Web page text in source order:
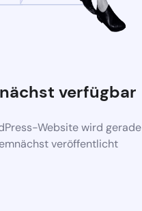
verfügbar
Website wird gerade
veröffentlicht